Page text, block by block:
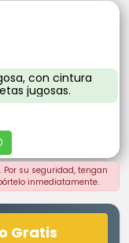
con cintura
jugosas.
su seguridad, tengan
inmediatamente.
Gratis